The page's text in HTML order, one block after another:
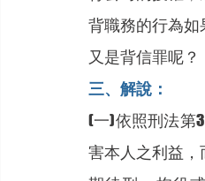
背職務的行為
又是背信罪呢？
三、解說：
(一)依照刑法第
害本人之利益